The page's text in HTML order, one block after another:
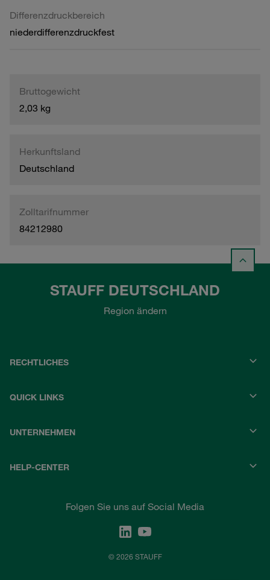
Differenzdruckbereich
niederdifferenzdruckfest
Bruttogewicht
2,03 kg
Herkunftsland
Deutschland
Zolltarifnummer
84212980
STAUFF DEUTSCHLAND
Region ändern
RECHTLICHES
QUICK LINKS
UNTERNEHMEN
HELP-CENTER
Folgen Sie uns auf Social Media
© 2026 STAUFF